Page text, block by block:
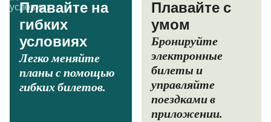
Плавайте на
гибких
условиях
Легко меняйте
планы с помощью
гибких билетов.
Плавайте с
умом
Бронируйте
электронные
билеты и
управляйте
поездками в
приложении.